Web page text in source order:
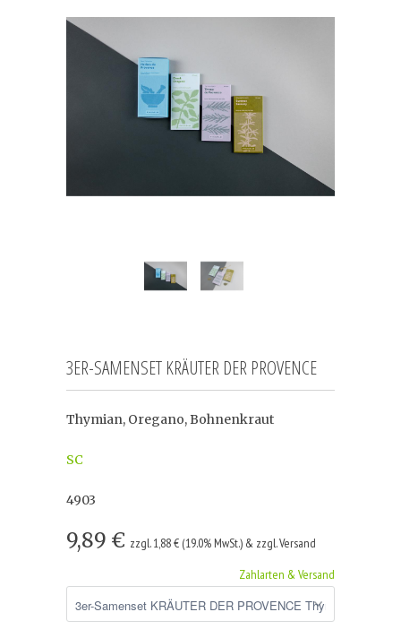
3ER-SAMENSET KRÄUTER DER PROVENCE
Thymian, Oregano, Bohnenkraut
SC
4903
9,89 € zzgl. 1,88 € (19.0% MwSt.) & zzgl. Versand
Zahlarten & Versand